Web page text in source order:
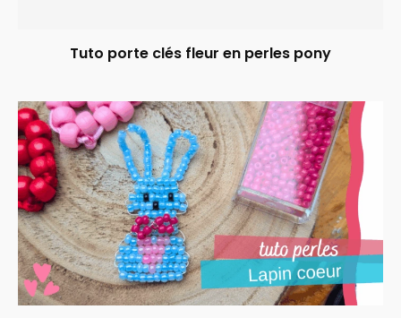
Tuto porte clés fleur en perles pony